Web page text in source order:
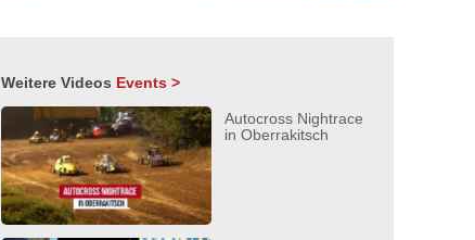
Weitere Videos Events >
Autocross Nightrace
in Oberrakitsch